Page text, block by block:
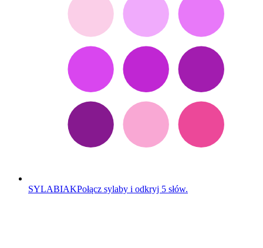
SYLABIAKPołącz sylaby i odkryj 5 słów.